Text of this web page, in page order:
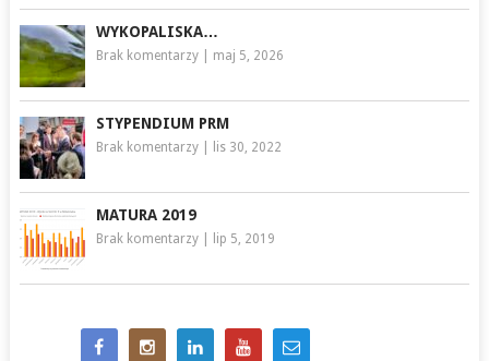
WYKOPALISKA…
Brak komentarzy| maj 5, 2026
STYPENDIUM PRM
Brak komentarzy| lis 30, 2022
MATURA 2019
Brak komentarzy| lip 5, 2019